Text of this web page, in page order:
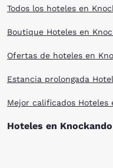
Todos los hoteles en
Boutique Hoteles en
Ofertas de hoteles en
Estancia prolongada
Mejor calificados Hoteles
Hoteles en